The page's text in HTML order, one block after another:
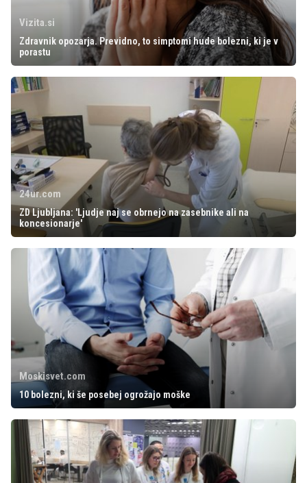
Vizita.si
Zdravnik opozarja. Previdno, to simptomi hude bolezni, ki je v
porastu
24ur.com
ZD Ljubljana: 'Ljudje naj se obrnejo na zasebnike ali na
koncesionarje'
Moskisvet.com
10 bolezni, ki še posebej ogrožajo moške